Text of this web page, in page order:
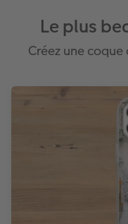
Le plus
Créez une